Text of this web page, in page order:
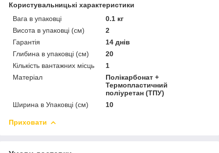
Користувальницькі характеристики
Вага в упаковці
0.1 кг
Висота в упаковці (см)
2
Гарантія
14 днів
Глибина в упаковці (см)
20
Кількість вантажних місць
1
Матеріал
Полікарбонат +
Термопластичний
поліуретан (ТПУ)
Ширина в Упаковці (см)
10
Приховати